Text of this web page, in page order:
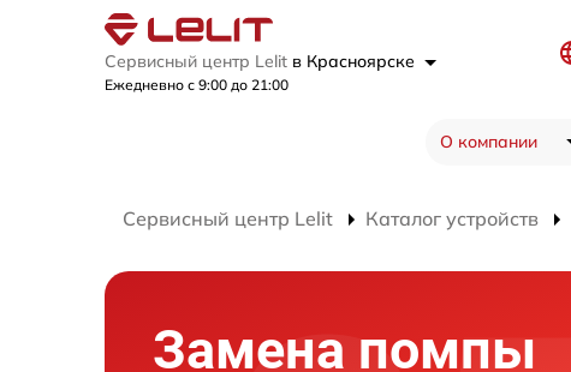
Сервисный центр Lelit в Красноярске
Ежедневно с 9:00 до 21:00
О компании
Сервисный центр Lelit Каталог устройств
Замена помпы